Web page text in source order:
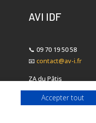
AVI IDF
📞 09 70 19 50 58
📧 contact@av-i.fr
ZA du Pâtis
1 rue Joseph Cugnot
78120 Rambouillet
Accepter tout